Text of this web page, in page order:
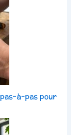
à-pas pour